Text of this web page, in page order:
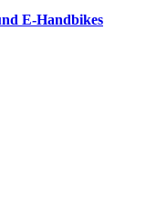
E-Handbikes